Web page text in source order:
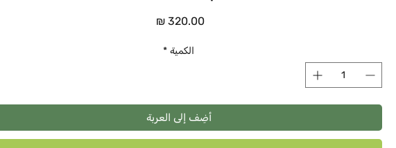
السعر
الكمية *
أضِف إلى العربة